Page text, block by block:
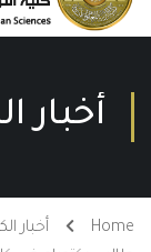
أخبار
Home
أخبار